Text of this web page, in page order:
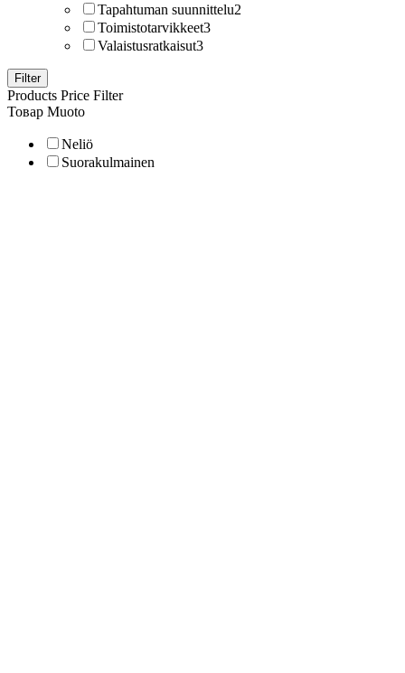
Tapahtuman suunnittelu2
Toimistotarvikkeet3
Valaistusratkaisut3
Filter
Products Price Filter
Товар Muoto
Neliö
Suorakulmainen